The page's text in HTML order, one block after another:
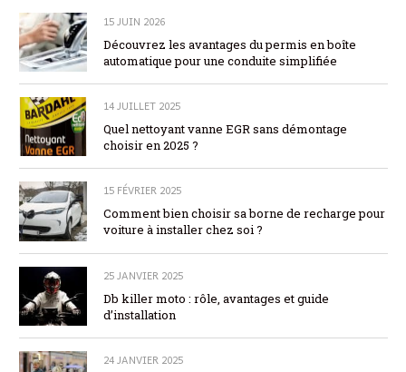
15 JUIN 2026
Découvrez les avantages du permis en boîte
automatique pour une conduite simplifiée
14 JUILLET 2025
Quel nettoyant vanne EGR sans démontage
choisir en 2025 ?
15 FÉVRIER 2025
Comment bien choisir sa borne de recharge pour
voiture à installer chez soi ?
25 JANVIER 2025
Db killer moto : rôle, avantages et guide
d’installation
24 JANVIER 2025